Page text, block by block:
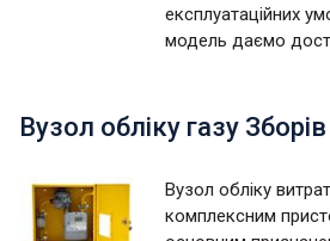
експлуатаційних
модель даємо
Вузол обліку газу Зборів
Вузол обліку
комплексним